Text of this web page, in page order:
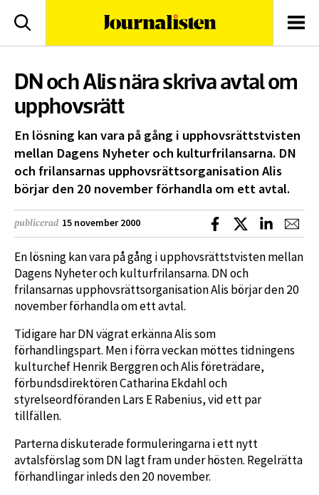
Sök
DN och Alis nära skriva avtal om
upphovsrätt
En lösning kan vara på gång i upphovsrättstvisten
mellan Dagens Nyheter och kulturfrilansarna. DN
och frilansarnas upphovsrättsorganisation Alis
börjar den 20 november förhandla om ett avtal.
publicerad 15 november 2000 Dela på Facebook
Dela på XDela på
En lösning kan vara på gång i upphovsrättstvisten mellan
Dagens Nyheter och kulturfrilansarna. DN och
frilansarnas upphovsrättsorganisation Alis börjar den 20
november förhandla om ett avtal.
Tidigare har DN vägrat erkänna Alis som
förhandlingspart. Men i förra veckan möttes tidningens
kulturchef Henrik Berggren och Alis företrädare,
förbundsdirektören Catharina Ekdahl och
styrelseordföranden Lars E Rabenius, vid ett par
tillfällen.
Parterna diskuterade formuleringarna i ett nytt
avtalsförslag som DN lagt fram under hösten. Regelrätta
förhandlingar inleds den 20 november.